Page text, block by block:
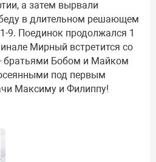
а затем вырвали
в длительном решающем
9. Поединок продолжался 1
Мирный встретится со
Бобом и Майком
под первым
Максиму и Филиппу!